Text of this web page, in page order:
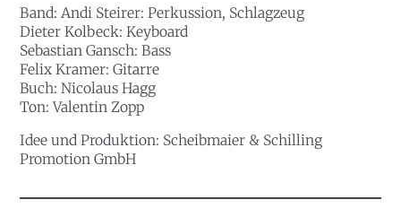
Band: Andi Steirer: Perkussion, Schlagzeug
DieterKolbeck: Keyboard
SebastianGansch: Bass
FelixKramer: Gitarre
Buch: NicolausHagg
Ton: Valentin Zopp
Idee und Produktion: Scheibmaier & Schilling
Promotion GmbH